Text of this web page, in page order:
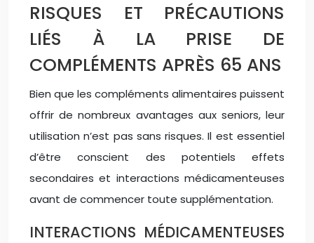
RISQUES ET PRÉCAUTIONS
LIÉS À LA PRISE DE
COMPLÉMENTS APRÈS 65 ANS
Bien que les compléments alimentaires puissent
offrir de nombreux avantages aux seniors, leur
utilisation n’est pas sans risques. Il est essentiel
d’être conscient des potentiels effets
secondaires et interactions médicamenteuses
avant de commencer toute supplémentation.
INTERACTIONS MÉDICAMENTEUSES